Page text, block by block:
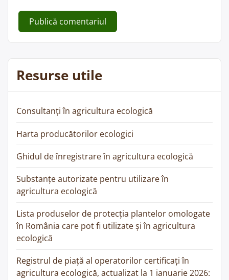
Resurse utile
Consultanți în agricultura ecologică
Harta producătorilor ecologici
Ghidul de înregistrare în agricultura ecologică
Substanțe autorizate pentru utilizare în
agricultura ecologică
Lista produselor de protecția plantelor omologate
în România care pot fi utilizate și în agricultura
ecologică
Registrul de piață al operatorilor certificați în
agricultura ecologică, actualizat la 1 ianuarie 2026: